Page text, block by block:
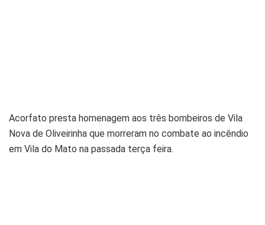
Acorfato presta homenagem aos três bombeiros de Vila
Nova de Oliveirinha que morreram no combate ao incêndio
em Vila do Mato na passada terça feira.